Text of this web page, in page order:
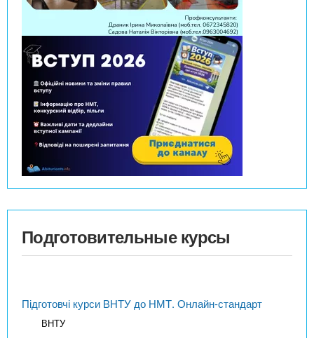
Подготовительные курсы
Підготовчі курси ВНТУ до НМТ. Онлайн-стандарт
ВНТУ